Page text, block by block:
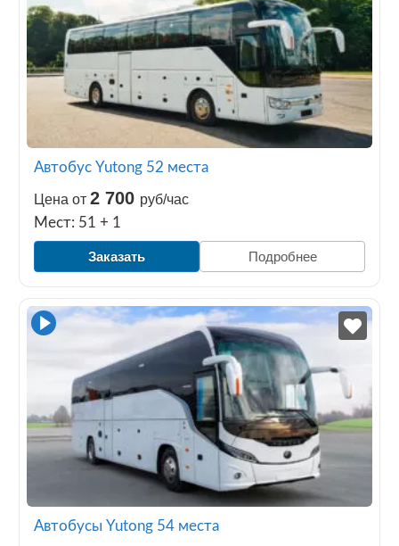
Автобус Yutong 52 места
Цена от 2 700 руб/час
Мест: 51 + 1
Заказать Подробнее
Автобусы Yutong 54 места